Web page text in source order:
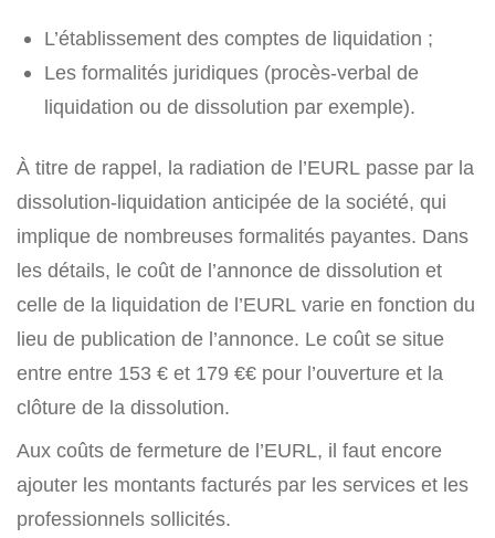
L’établissement des comptes de liquidation ;
Les formalités juridiques (procès-verbal de
liquidation ou de dissolution par exemple).
À titre de rappel, la radiation de l’EURL passe par la
dissolution-liquidation anticipée de la société, qui
implique de nombreuses formalités payantes. Dans
les détails, le coût de l’annonce de dissolution et
celle de la liquidation de l’EURL varie en fonction du
lieu de publication de l’annonce. Le coût se situe
entre entre 153 € et 179 €€ pour l’ouverture et la
clôture de la dissolution.
Aux coûts de fermeture de l’EURL, il faut encore
ajouter les montants facturés par les services et les
professionnels sollicités.